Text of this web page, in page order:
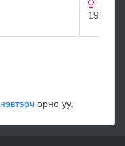
1912
нэвтэрч орно уу.